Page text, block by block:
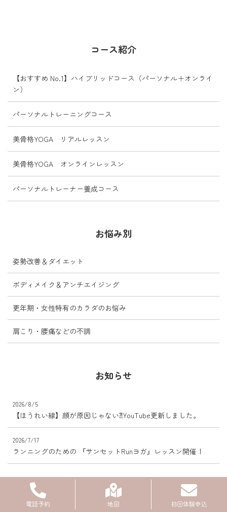
コース紹介
【おすすめ No.1】ハイブリッドコース（パーソナル＋オンライ
ン）
パーソナルトレーニングコース
美骨格YOGA リアルレッスン
美骨格YOGA オンラインレッスン
パーソナルトレーナー養成コース
お悩み別
姿勢改善＆ダイエット
ボディメイク＆アンチエイジング
更年期・女性特有のカラダのお悩み
肩こり・腰痛などの不調
お知らせ
2026/8/5
【ほうれい線】顔が原因じゃない⁈YouTube更新しました。
2026/7/17
ランニングのための 『サンセットRunヨガ』レッスン開催！
最新記事
電話予約 地図 初回体験申込